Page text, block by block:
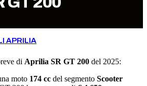
APRILIA
di Aprilia SR GT 200 del 2025:
moto 174 cc del segmento Scooter